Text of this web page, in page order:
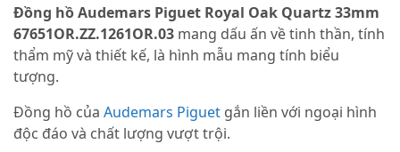
Đồng hồ Audemars Piguet Royal Oak Quartz 33mm
67651OR.ZZ.1261OR.03 mang dấu ấn về tinh thần, tính
thẩm mỹ và thiết kế, là hình mẫu mang tính biểu
tượng.
Đồng hồ của Audemars Piguet gắn liền với ngoại hình
độc đáo và chất lượng vượt trội.